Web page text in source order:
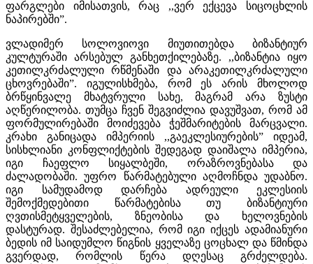
ფარგლები იმისათვის, რაც ,,ვერ ექცევა სიცოცხლის
ნაპირებში”.
ვლადიმერ სოლოვიოვი მიუთითებდა ბიზანტიურ
კულტურაში არსებულ განხეთქილებაზე. ,,ბიზანტია იყო
კეთილკრძალული რწმენაში და არაკეთილკრძალული
ცხოვრებაში”. იგულისხმება, რომ ეს არის მხოლოდ
ბრწყინვალე მხატვრული სახე, მაგრამ არა ზუსტი
აღწერილობა. თუმცა ჩვენ შეგვიძლია დავუშვათ, რომ ამ
ფორმულირებაში მოიძევება ჭეშმარიტების მარცვალი.
კრახი განიცადა იმპერიის ,,გაეკლესიურების” იდეამ,
სისხლიანი კონფლიქტების შედეგად დაიშალა იმპერია,
იგი ჩაეფლო სიყალბეში, ორაზროვნებასა და
ძალადობაში. უფრო წარმატებული აღმოჩნდა უდაბნო.
იგი სამუდამოდ დარჩება ადრეული ეკლესიის
შემოქმედებითი წარმატებისა თუ ბიზანტიური
ღვთისმეტყველების, ზნეობისა და ხელოვნების
დასტურად. შესაძლებელია, რომ იგი იქცეს ადამიანური
ბედის იმ საიდუმლო წიგნის ყველაზე ცოცხალ და წმინდა
გვერდად, რომლის წერა დღესაც გრძელდება.